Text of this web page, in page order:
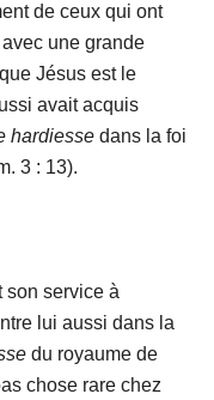
de ceux qui ont
une grande
Jésus est le
avait acquis
hardiesse dans la foi
3 : 13).
service à
lui aussi dans la
du royaume de
chose rare chez